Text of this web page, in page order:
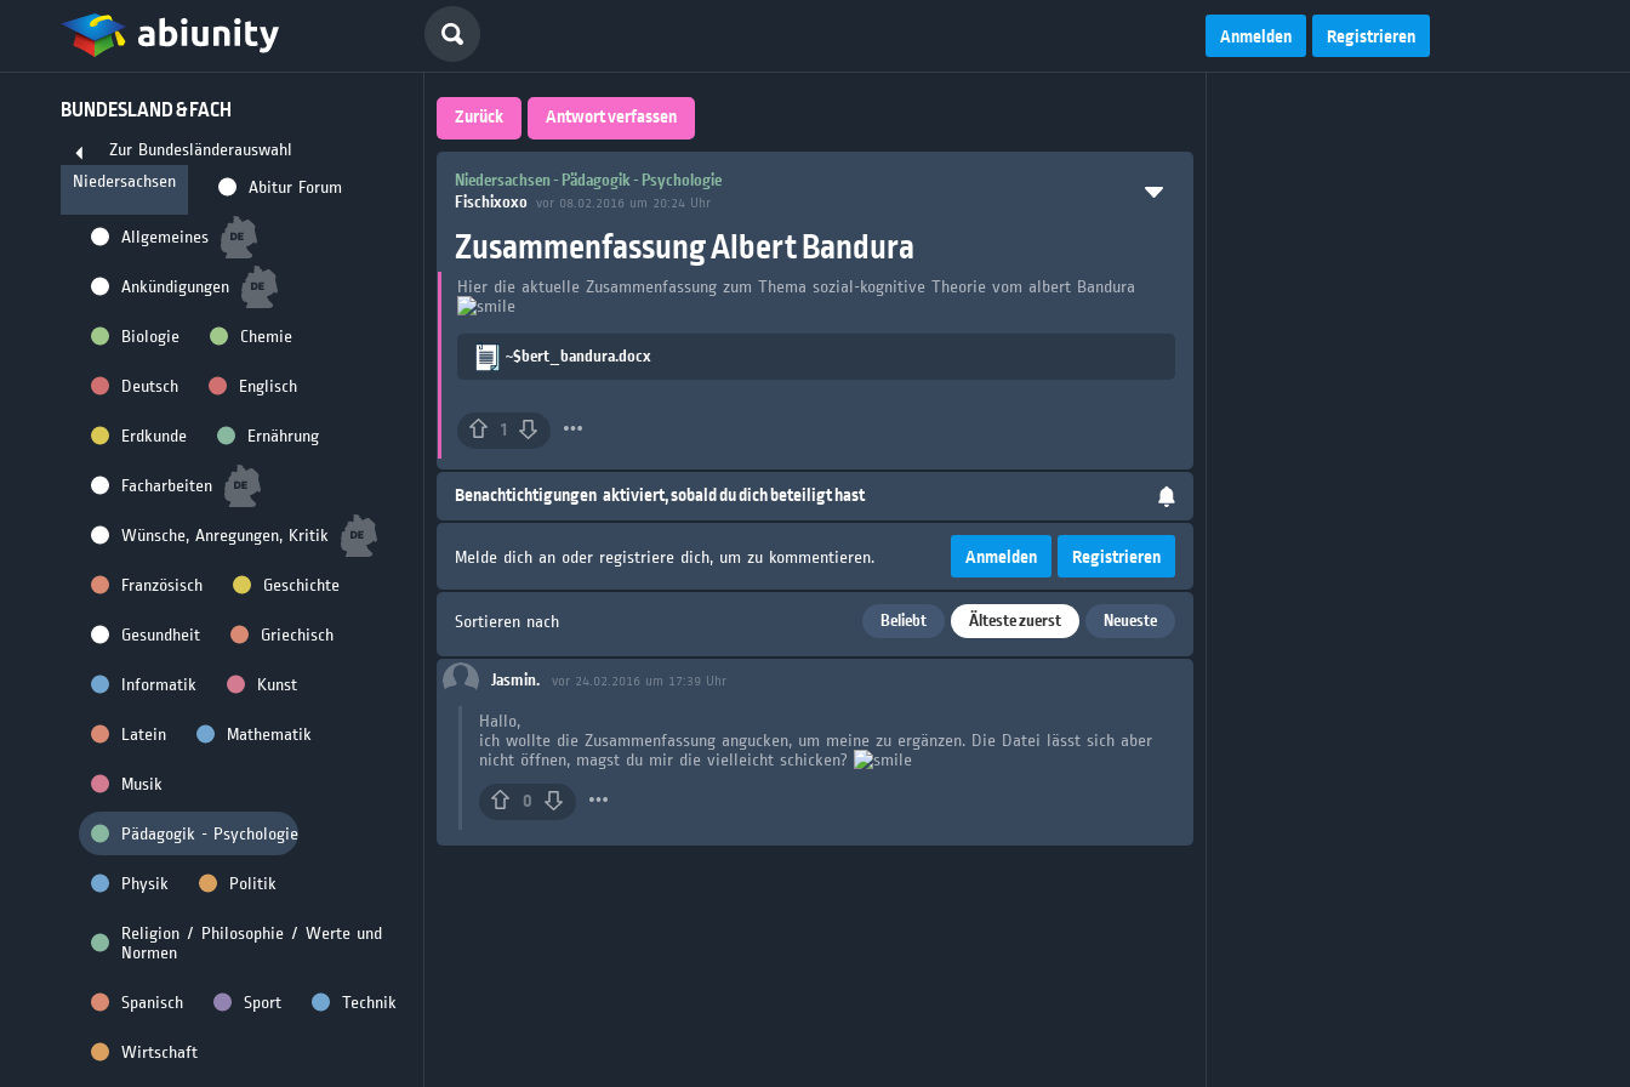
Anmelden Registrieren
BUNDESLAND & FACH
Zur Bundesländerauswahl
Niedersachsen
Abitur Forum
Allgemeines
Ankündigungen
Biologie Chemie
Deutsch Englisch
Erdkunde Ernährung
Facharbeiten
Wünsche, Anregungen, Kritik
Französisch Geschichte
Gesundheit Griechisch
Informatik Kunst
Latein Mathematik
Musik
Pädagogik - Psychologie
Physik Politik
Religion / Philosophie / Werte und
Normen
Spanisch Sport Technik
Wirtschaft
Deutschlands
größte Plattform
für Abiturienten
Zurück Antwort verfassen
Niedersachsen - Pädagogik - Psychologie
Fischixoxo vor 08.02.2016 um 20:24 Uhr
Zusammenfassung Albert Bandura
Hier die aktuelle Zusammenfassung zum Thema sozial-kognitive Theorie vom albert Bandura
~$bert_bandura.docx
1
Benachtichtigungen aktiviert, sobald du dich beteiligt hast
Melde dich an oder registriere dich, um zu kommentieren. Anmelden Registrieren
Sortieren nach Beliebt Älteste zuerst Neueste
Jasmin. vor 24.02.2016 um 17:39 Uhr
Hallo,
ich wollte die Zusammenfassung angucken, um meine zu ergänzen. Die Datei lässt sich aber
nicht öffnen, magst du mir die vielleicht schicken?
0